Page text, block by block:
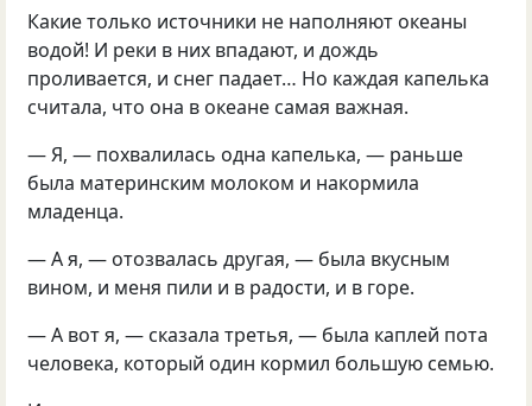
Какие только источники не наполняют океаны
водой! И реки в них впадают, и дождь
проливается, и снег падает… Но каждая капелька
считала, что она в океане самая важная.
— Я, — похвалилась одна капелька, — раньше
была материнским молоком и накормила
младенца.
— А я, — отозвалась другая, — была вкусным
вином, и меня пили и в радости, и в горе.
— А вот я, — сказала третья, — была каплей пота
человека, который один кормил большую семью.